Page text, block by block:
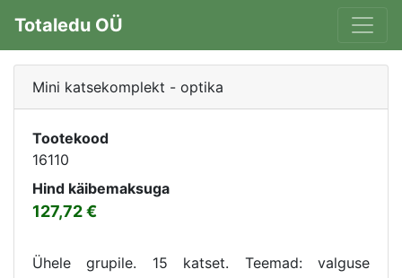
Totaledu OÜ
Mini katsekomplekt - optika
Tootekood
16110
Hind käibemaksuga
127,72
Ühele grupile. 15 katset. Teemad: valguse